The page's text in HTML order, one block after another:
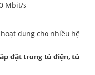
Mbit/s
hoạt dùng cho nhiều hệ
đặt trong tủ điện, tủ